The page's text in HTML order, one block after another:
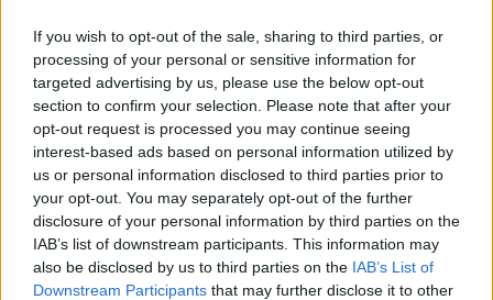
If you wish to opt-out of the sale, sharing to third parties, or
processing of your personal or sensitive information for
targeted advertising by us, please use the below opt-out
section to confirm your selection. Please note that after your
opt-out request is processed you may continue seeing
interest-based ads based on personal information utilized by
us or personal information disclosed to third parties prior to
your opt-out. You may separately opt-out of the further
disclosure of your personal information by third parties on the
IAB’s list of downstream participants. This information may
also be disclosed by us to third parties on the IAB’s List of
Downstream Participants that may further disclose it to other
Läs in fler nyheter
SENASTE
Klar seger för Mörlunda i höstgenrep mot Storebro
Andreas har fått uppdraget – ser till att rusta upp
Djursdalarundan